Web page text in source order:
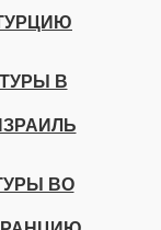
ТУРЫ В
ВО